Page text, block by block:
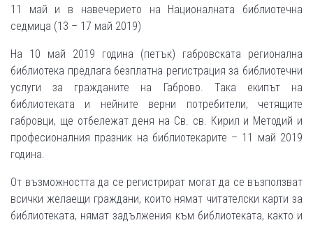
11 май и в навечерието на Националната библиотечна
седмица (13 – 17 май 2019)
На 10 май 2019 година (петък) габровската регионална
библиотека предлага безплатна регистрация за библиотечни
услуги за гражданите на Габрово. Така екипът на
библиотеката и нейните верни потребители, четящите
габровци, ще отбележат деня на Св. св. Кирил и Методий и
професионалния празник на библиотекарите – 11 май 2019
година.
От възможността да се регистрират могат да се възползват
всички желаещи граждани, които нямат читателски карти за
библиотеката, нямат задължения към библиотеката, както и